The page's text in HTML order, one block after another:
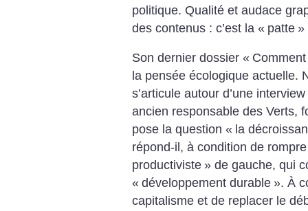
politique. Qualité et audace
des contenus : c’est la « patte »
Son dernier dossier «
la pensée écologique actuelle.
s’articule autour d’une
ancien responsable des Verts,
pose la question « la
répond-il, à condition de
productiviste » de gauche, qui
« développement durable ». À
capitalisme et de replacer le